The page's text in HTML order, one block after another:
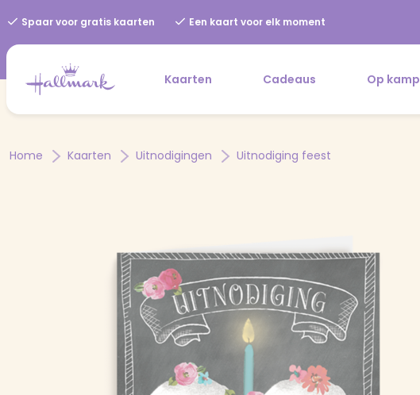
Spaar voor gratis kaarten Een kaart voor elk moment
Kaarten Cadeaus Op kamp
Home Kaarten Uitnodigingen Uitnodiging feest